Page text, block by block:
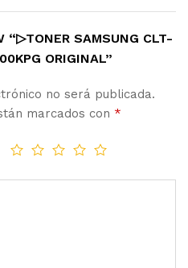
“▷TONER SAMSUNG CLT-
ORIGINAL”
no será publicada.
marcados con *